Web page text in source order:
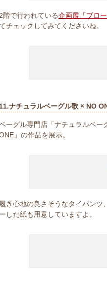
2階で行われている企画展「ブロー
てチェックしてみてくださいね。
11.ナチュラルベーグル歌 × NO
ーグル専門店「ナチュラルベー
」の作品を展示。
履き心地の良さそうなタイパン
ーした紙も用意していますよ。